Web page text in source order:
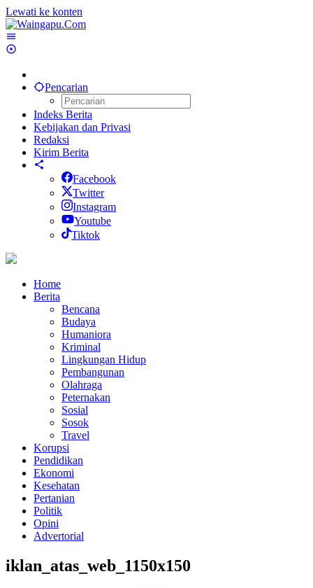
Lewati ke konten
Pencarian
Indeks Berita
Kebijakan dan Privasi
Redaksi
Kirim Berita
Facebook
Twitter
Instagram
Youtube
Tiktok
Home
Berita
Bencana
Budaya
Humaniora
Kriminal
Lingkungan Hidup
Pembangunan
Olahraga
Peternakan
Sosial
Sosok
Travel
Korupsi
Pendidikan
Ekonomi
Kesehatan
Pertanian
Politik
Opini
Advertorial
iklan_atas_web_1150x150